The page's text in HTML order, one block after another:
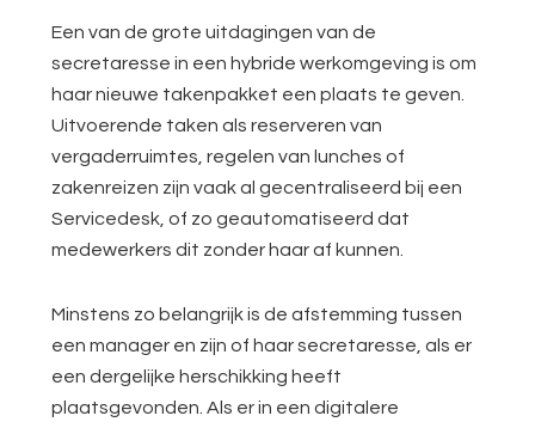
Een van de grote uitdagingen van de
secretaresse in een hybride werkomgeving is om
haar nieuwe takenpakket een plaats te geven.
Uitvoerende taken als reserveren van
vergaderruimtes, regelen van lunches of
zakenreizen zijn vaak al gecentraliseerd bij een
Servicedesk, of zo geautomatiseerd dat
medewerkers dit zonder haar af kunnen.
Minstens zo belangrijk is de afstemming tussen
een manager en zijn of haar secretaresse, als er
een dergelijke herschikking heeft
plaatsgevonden. Als er in een digitalere